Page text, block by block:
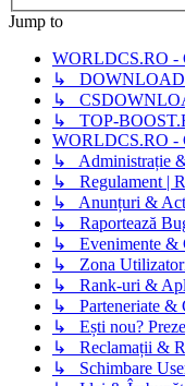
Jump to
WORLDCS.RO -
↳ DOWNLOAD
↳
↳ TOP-
WORLDCS.RO
↳ Administrație
↳ Regulament |
↳ Anunțuri &
↳ Raportează
↳ Evenimente &
↳ Zona
↳ Rank-uri &
↳ Parteneriate &
↳ Ești nou?
↳ Reclamații &
↳ Schimbare